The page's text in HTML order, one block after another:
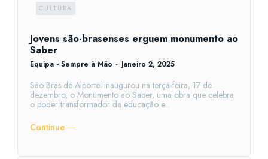
CULTURA
Jovens são-brasenses erguem monumento ao
Saber
Equipa - Sempre à Mão - Janeiro 2, 2025
São Brás de Alportel inaugurou na terça-feira, 17 de
dezembro, o Monumento ao Saber, uma obra que celebra
o poder transformador da educação e...
Continue ―